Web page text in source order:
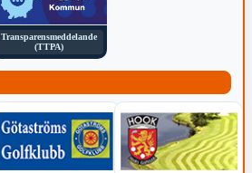
Transparensmeddelande
(TTPA)